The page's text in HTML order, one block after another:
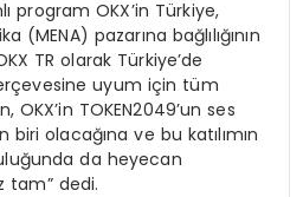
program OKX’in Türkiye,
(MENA) pazarına bağlılığının
TR olarak Türkiye’de
uyum için tüm
OKX’in TOKEN2049’un ses
biri olacağına ve bu katılımın
da heyecan
tam” dedi.